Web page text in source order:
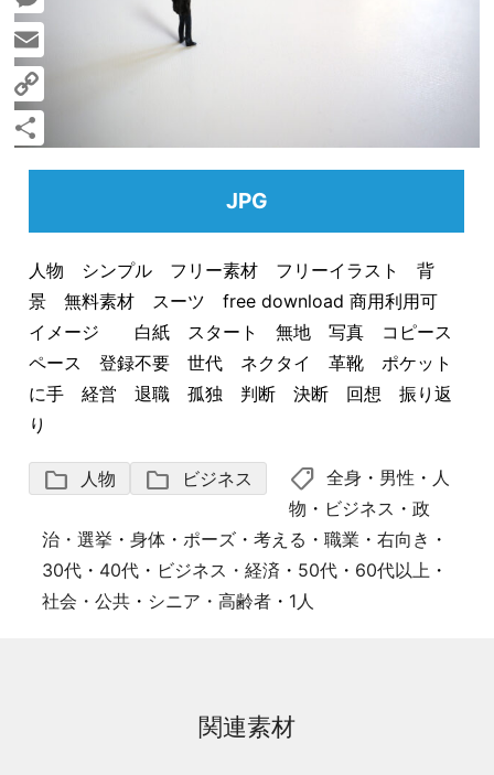
JPG
人物 シンプル フリー素材 フリーイラスト 背
景 無料素材 スーツ free download 商用利用可
イメージ 白紙 スタート 無地 写真 コピース
ペース 登録不要 世代 ネクタイ 革靴 ポケット
に手 経営 退職 孤独 判断 決断 回想 振り返
り
folder 人物 folder ビジネス shoppingmode 全身 ・ 男性 ・ 人
物 ・ ビジネス ・政
治・選挙 ・ 身体・ ポーズ・ 考える ・ 職業 ・ 右向き ・
30代・ 40代・ ビジネス・経済 ・ 50代・ 60代以上 ・
社会・公共・ シニア・高齢者・ 1人
関連素材
Messenger
Email
Copy
Link